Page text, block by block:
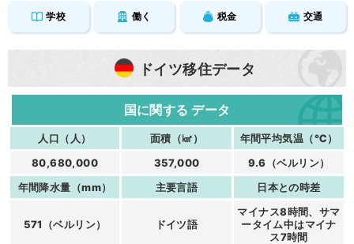
学校 働く 税金 交通
ドイツ移住データ
国に関する データ
人口（人） 面積（㎢）
年間平均気温（℃）
80,680,000
357,000
9.6（ベルリン）
年間降水量（mm）
主要言語 日本との時差
571（ベルリン） ドイツ語
マイナス8時間、サマ
ータイム中はマイナ
ス7時間